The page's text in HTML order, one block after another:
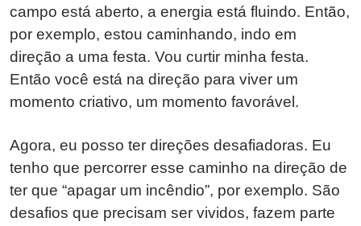
campo está aberto, a energia está fluindo. Então,
por exemplo, estou caminhando, indo em
direção a uma festa. Vou curtir minha festa.
Então você está na direção para viver um
momento criativo, um momento favorável.
Agora, eu posso ter direções desafiadoras. Eu
tenho que percorrer esse caminho na direção de
ter que “apagar um incêndio”, por exemplo. São
desafios que precisam ser vividos, fazem parte